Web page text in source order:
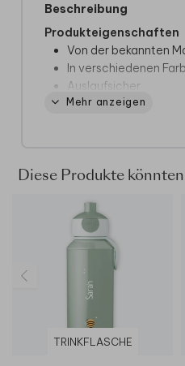
Beschreibung
Produkteigenschaften
Von der bekannten
In verschiedenen
Auslaufsicher
Mit praktischer
Grad in der
Abmessungen und
Fassungsvermögen:
Personalisierbare
Abmessung Flasche:
Siehe auch unsere
Mehr anzeigen
Diese Produkte
TRINKFLASCHE